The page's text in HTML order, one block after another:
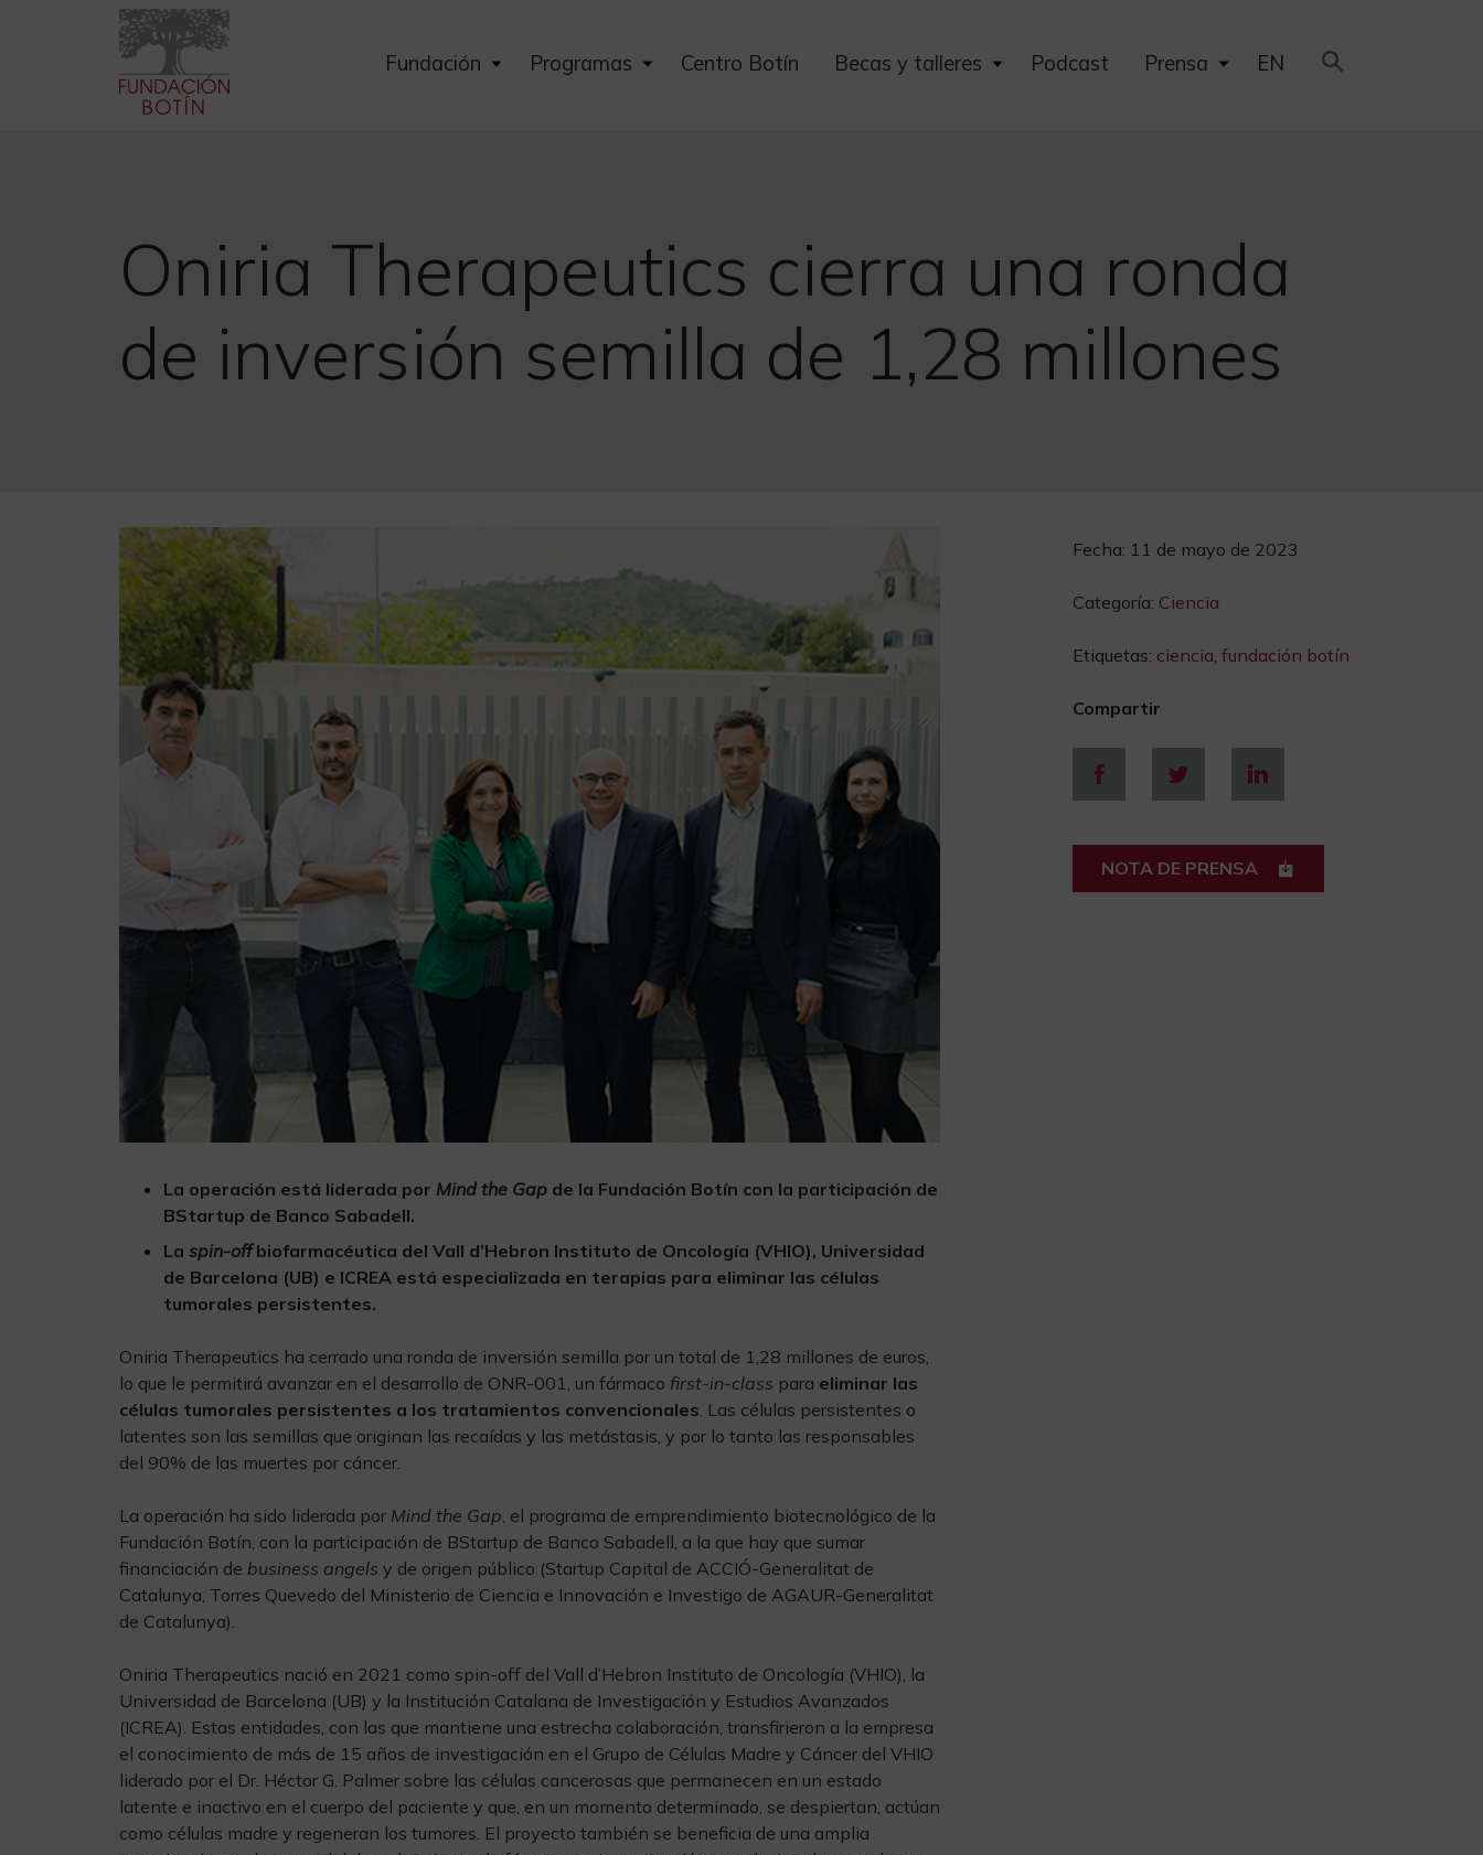
Fundación
ExpandProgramas
ExpandCentro Botín Becas y talleres
ExpandPodcast Prensa
Expand
EN
Oniria Therapeutics cierra una ronda
de inversión semilla de 1,28 millones
La operación está liderada por Mind the Gap de la Fundación Botín con la participación de
BStartup de Banco Sabadell.
La spin-offbiofarmacéutica del Vall d’Hebron Instituto de Oncología (VHIO), Universidad
de Barcelona (UB) e ICREA está especializada en terapias para eliminar las células
tumorales persistentes.
Oniria Therapeutics ha cerrado una ronda de inversión semilla por un total de 1,28 millones de euros,
lo que le permitirá avanzar en el desarrollo de ONR-001, un fármaco first-in-class para eliminar las
células tumorales persistentes a los tratamientos convencionales. Las células persistentes o
latentes son las semillas que originan las recaídas y las metástasis, y por lo tanto las responsables
del 90% de las muertes por cáncer.
La operación ha sido liderada por Mind the Gap, el programa de emprendimiento biotecnológico de la
Fundación Botín, con la participación de BStartup de Banco Sabadell, a la que hay que sumar
financiación de business angels y de origen público (Startup Capital de ACCIÓ-Generalitat de
Catalunya, Torres Quevedo del Ministerio de Ciencia e Innovación e Investigo de AGAUR-Generalitat
de Catalunya).
Oniria Therapeutics nació en 2021 como spin-off del Vall d’Hebron Instituto de Oncología (VHIO), la
Universidad de Barcelona (UB) y la Institución Catalana de Investigación y Estudios Avanzados
(ICREA). Estas entidades, con las que mantiene una estrecha colaboración, transfirieron a la empresa
el conocimiento de más de 15 años de investigación en el Grupo de Células Madre y Cáncer del VHIO
liderado por el Dr. Héctor G. Palmer sobre las células cancerosas que permanecen en un estado
latente e inactivo en el cuerpo del paciente y que, en un momento determinado, se despiertan, actúan
como células madre y regeneran los tumores. El proyecto también se beneficia de una amplia
Fecha: 11 de mayo de 2023
Categoría: Ciencia
Etiquetas: ciencia, fundación botín
Compartir
NOTA DE PRENSA